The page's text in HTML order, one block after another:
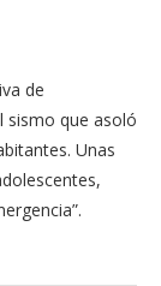
de
sismo que aso­ló
Unas